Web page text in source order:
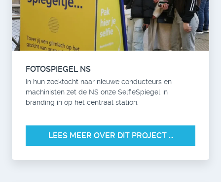
FOTOSPIEGEL NS
In hun zoektocht naar nieuwe conducteurs en
machinisten zet de NS onze SelfieSpiegel in
branding in op het centraal station.
LEES MEER OVER DIT PROJECT ...